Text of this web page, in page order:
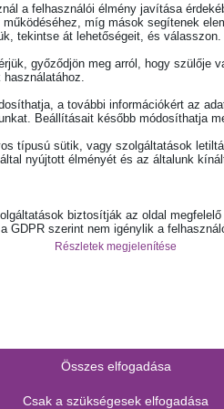
a felhasználói élmény javítása
működéséhez, míg mások segítenek
tekintse át lehetőségeit, és válasszon.
győződjön meg arról, hogy szülője
a további információkért az
Beállításait később módosíthatja
típusú sütik, vagy szolgáltatások
nyújtott élményét és az általunk
biztosítják az oldal
GDPR szerint nem igénylik a
Részletek megjelenítése
Összes elfogadása
Csak a szükségesek elfogadása